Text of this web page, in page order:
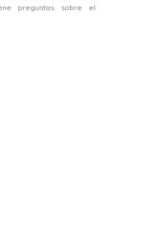
preguntas sobre el